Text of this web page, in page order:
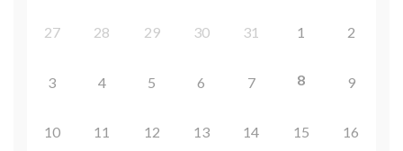
27 28 29 30 31 1 2
3 4 5 6 7 8 9
10 11 12 13 14 15 16